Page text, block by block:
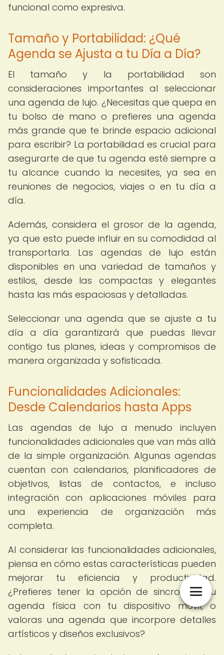
funcional como expresiva.
Tamaño y Portabilidad: ¿Qué
Agenda se Ajusta a tu Día a Día?
El tamaño y la portabilidad son
consideraciones importantes al seleccionar
una agenda de lujo. ¿Necesitas que quepa en
tu bolso de mano o prefieres una agenda
más grande que te brinde espacio adicional
para escribir? La portabilidad es crucial para
asegurarte de que tu agenda esté siempre a
tu alcance cuando la necesites, ya sea en
reuniones de negocios, viajes o en tu día a
día.
Además, considera el grosor de la agenda,
ya que esto puede influir en su comodidad al
transportarla. Las agendas de lujo están
disponibles en una variedad de tamaños y
estilos, desde las compactas y elegantes
hasta las más espaciosas y detalladas.
Seleccionar una agenda que se ajuste a tu
día a día garantizará que puedas llevar
contigo tus planes, ideas y compromisos de
manera organizada y sofisticada.
Funcionalidades Adicionales:
Desde Calendarios hasta Apps
Las agendas de lujo a menudo incluyen
funcionalidades adicionales que van más allá
de la simple organización. Algunas agendas
cuentan con calendarios, planificadores de
objetivos, listas de contactos, e incluso
integración con aplicaciones móviles para
una experiencia de organización más
completa.
Al considerar las funcionalidades adicionales,
piensa en cómo estas características pueden
mejorar tu eficiencia y productividad.
¿Prefieres tener la opción de sincronizar tu
agenda física con tu dispositivo móvil, o
valoras una agenda que incorpore detalles
artísticos y diseños exclusivos?